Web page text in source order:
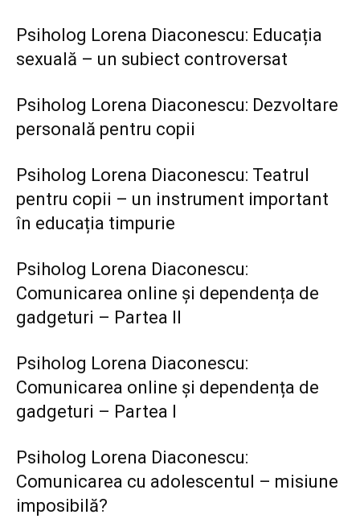
Psiholog Lorena Diaconescu: Educația
sexuală – un subiect controversat
Psiholog Lorena Diaconescu: Dezvoltare
personală pentru copii
Psiholog Lorena Diaconescu: Teatrul
pentru copii – un instrument important
în educația timpurie
Psiholog Lorena Diaconescu:
Comunicarea online și dependența de
gadgeturi – Partea II
Psiholog Lorena Diaconescu:
Comunicarea online și dependența de
gadgeturi – Partea I
Psiholog Lorena Diaconescu:
Comunicarea cu adolescentul – misiune
imposibilă?